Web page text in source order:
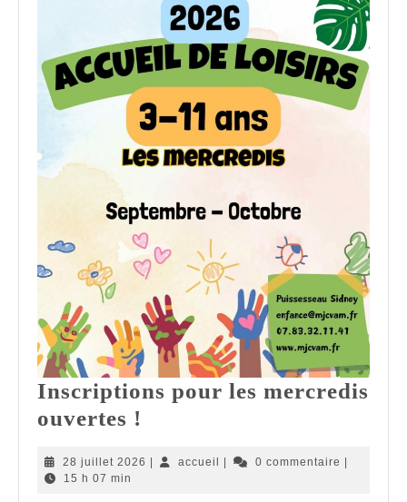
Inscriptions pour les mercredis
ouvertes !
les
28 juillet 2026 28
| accueil accueil
| 0 commentaire |
15 h 07 min